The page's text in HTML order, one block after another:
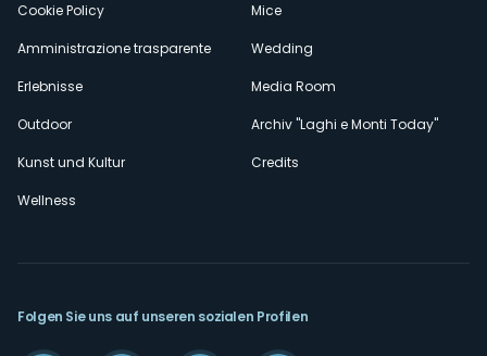
Cookie Policy
Amministrazione trasparente
Erlebnisse
Outdoor
Kunst und Kultur
Wellness
Mice
Wedding
Media Room
Archiv "Laghi e Monti Today"
Credits
Folgen Sie uns auf unseren sozialen Profilen